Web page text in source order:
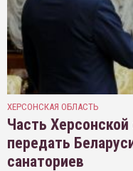
ХЕРСОНСКАЯ ОБЛАСТЬ
Часть
передать
санаториев